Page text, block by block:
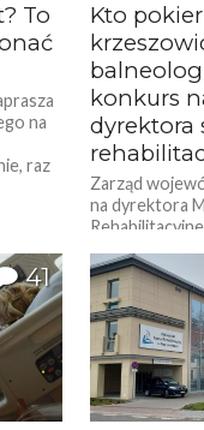
To
na
raz
Kto
konkurs
dyrektora
Zarząd
na dyrektora
trzy lata przed
rozdanie...
41